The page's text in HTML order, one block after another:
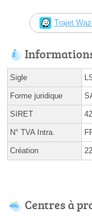
Trajet
Sigle
Forme juridique
SIRET
N° TVA Intra.
Création
Centres à